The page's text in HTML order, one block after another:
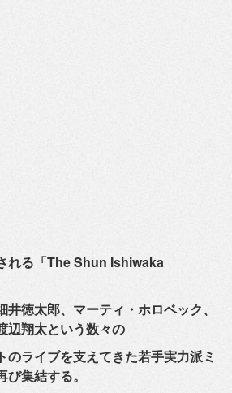
れる「The Shun Ishiwaka
徳太郎、マーティ・ホロベック、
辺翔太という数々の
のライブを支えてきた若手実力派ミ
び集結する。